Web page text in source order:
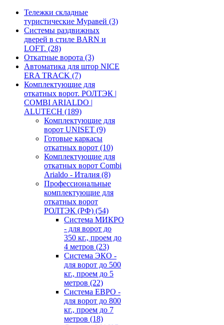
Тележки складные
туристические Муравей (3)
Системы раздвижных
дверей в стиле BARN и
LOFT. (28)
Откатные ворота (3)
Автоматика для штор NICE
ERA TRACK (7)
Комплектующие для
откатных ворот. РОЛТЭК |
COMBI ARIALDO |
ALUTECH (189)
Комплектующие для
ворот UNISET (9)
Готовые каркасы
откатных ворот (10)
Комплектующие для
откатных ворот Combi
Arialdo - Италия (8)
Профессиональные
комплектующие для
откатных ворот
РОЛТЭК (РФ) (54)
Система МИКРО
- для ворот до
350 кг., проем до
4 метров (23)
Система ЭКО -
для ворот до 500
кг., проем до 5
метров (22)
Система ЕВРО -
для ворот до 800
кг., проем до 7
метров (18)